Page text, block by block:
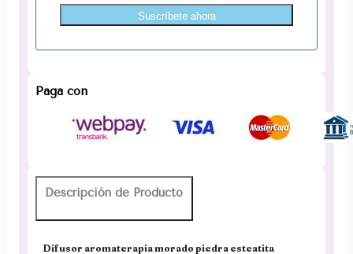
Suscríbete ahora
Paga con
Descripción de Producto
Difusor aromaterapia morado piedra esteatita